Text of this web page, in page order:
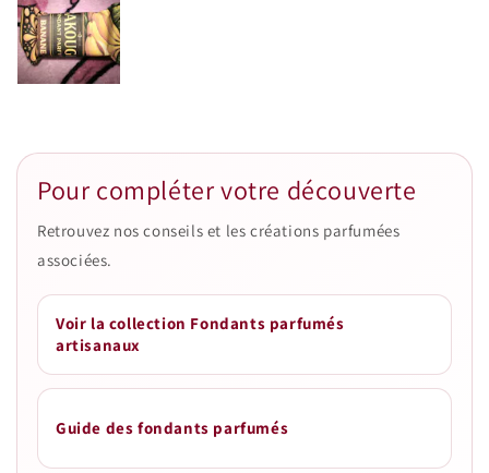
Pour compléter votre découverte
Retrouvez nos conseils et les créations parfumées
associées.
Voir la collection Fondants parfumés
artisanaux
Guide des fondants parfumés